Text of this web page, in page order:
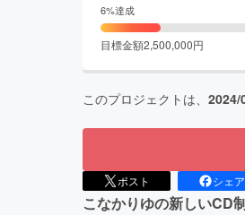
6%達成
目標金額2,500,000円
このプロジェクトは、 2024/
ポスト シェア
こなかりゆの新しいCD